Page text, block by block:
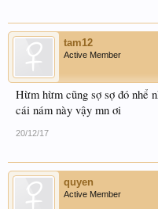
tam12
Active Member
Hừm hừm cũng sợ sợ đó nhể
cái nám này vậy mn ơi
20/12/17
quyen
Active Member